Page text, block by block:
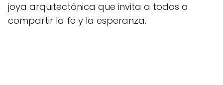
joya arquitectónica que invita a todos a
compartir la fe y la esperanza.